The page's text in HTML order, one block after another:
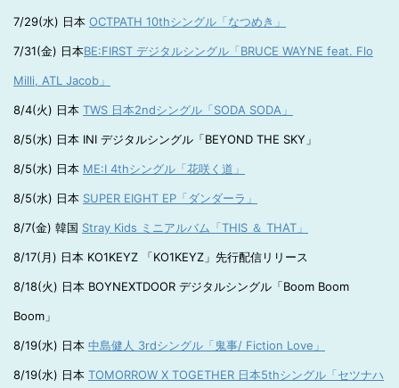
7/29(水) 日本 OCTPATH 10thシングル「なつめき」
7/31(金) 日本BE:FIRST デジタルシングル「BRUCE WAYNE feat. Flo
Milli, ATL Jacob」
8/4(火) 日本 TWS 日本2ndシングル「SODA SODA」
8/5(水) 日本 INI デジタルシングル「BEYOND THE SKY」
8/5(水) 日本 ME:I 4thシングル「花咲く道」
8/5(水) 日本 SUPER EIGHT EP「ダンダーラ」
8/7(金) 韓国 Stray Kids ミニアルバム「THIS ＆ THAT」
8/17(月) 日本 KO1KEYZ 「KO1KEYZ」先行配信リリース
8/18(火) 日本 BOYNEXTDOOR デジタルシングル「Boom Boom
Boom」
8/19(水) 日本 中島健人 3rdシングル「鬼事/ Fiction Love」
8/19(水) 日本 TOMORROW X TOGETHER 日本5thシングル「セツナハ